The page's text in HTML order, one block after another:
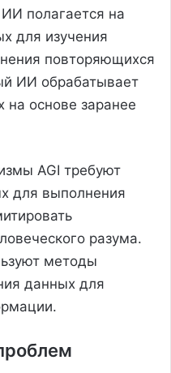
полагается на
для изучения
повторяющихся
ИИ обрабатывает
на основе заранее
AGI требуют
для выполнения
разума.
методы
данных для